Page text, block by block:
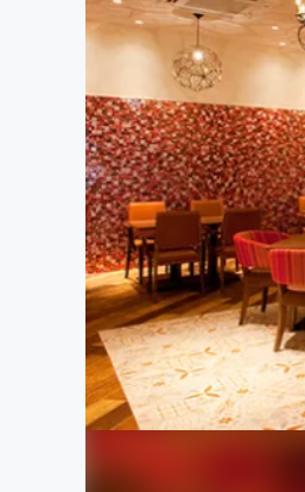
映像・
ビジネ
まちづ